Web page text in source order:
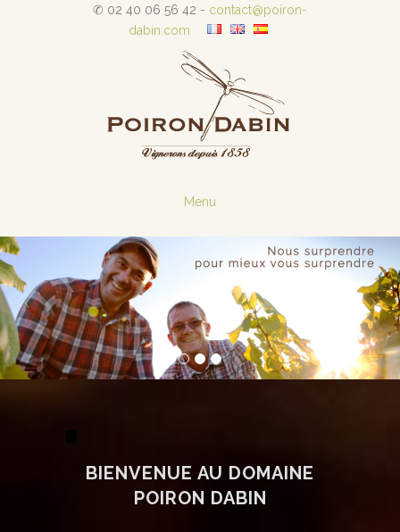
✆ 02 40 06 56 42 - contact@poiron-
dabin.com
Menu
BIENVENUE AU DOMAINE
POIRON DABIN